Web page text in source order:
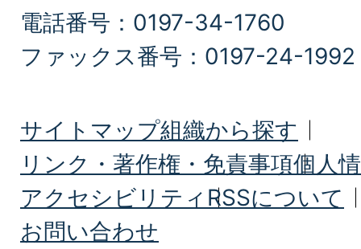
電話番号：0197-34-1760
ファックス番号：0197-24-1992
サイトマップ組織から探す
リンク・著作権・免責事項個人
アクセシビリティ RSSについて
お問い合わせ